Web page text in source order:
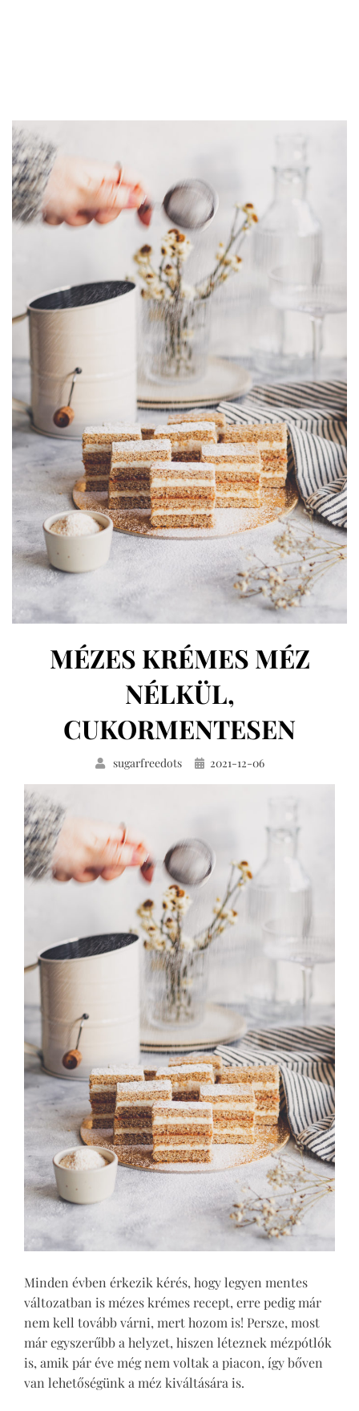
MÉZES KRÉMES MÉZ
NÉLKÜL,
CUKORMENTESEN
sugarfreedots Közzétéve
2021-12-06
Minden évben érkezik kérés, hogy legyen mentes
változatban is mézes krémes recept, erre pedig már
nem kell tovább várni, mert hozom is! Persze, most
már egyszerűbb a helyzet, hiszen léteznek mézpótlók
is, amik pár éve még nem voltak a piacon, így bőven
van lehetőségünk a méz kiváltására is.